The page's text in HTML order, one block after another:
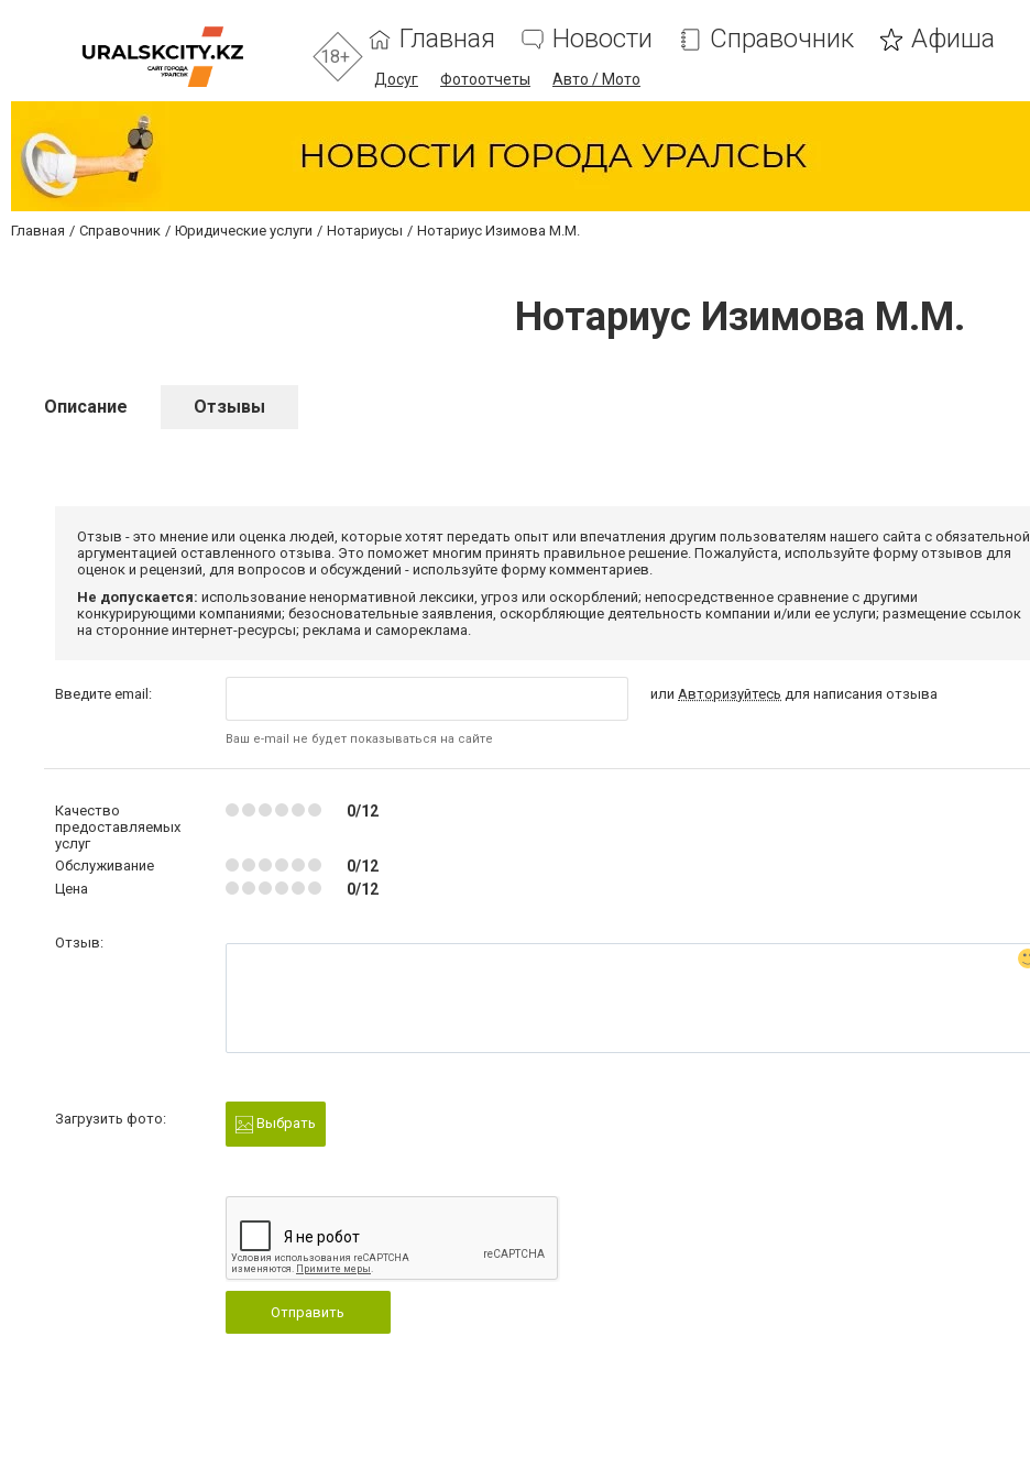
18+
Главная Новости Справочник Афиша
Досуг Фотоотчеты Авто / Мото
Главная Справочник Юридические услуги Нотариусы Нотариус Изимова М.М.
Нотариус Изимова М.М.
Описание Отзывы
Отзыв - это мнение или оценка людей, которые хотят передать опыт или впечатления другим пользователям нашего сайта с обязательной
аргументацией оставленного отзыва. Это поможет многим принять правильное решение. Пожалуйста, используйте форму отзывов для
оценок и рецензий, для вопросов и обсуждений - используйте форму комментариев.
Не допускается: использование ненормативной лексики, угроз или оскорблений; непосредственное сравнение с другими
конкурирующими компаниями; безосновательные заявления, оскорбляющие деятельность компании и/или ее услуги; размещение ссылок
на сторонние интернет-ресурсы; реклама и самореклама.
Введите email:
Ваш e-mail не будет показываться на сайте
илиАвторизуйтесь для написания отзыва
Качество
предоставляемых
услуг
0/12
Обслуживание 0/12
Цена 0/12
Отзыв:
Загрузить фото: Выбрать
Отправить